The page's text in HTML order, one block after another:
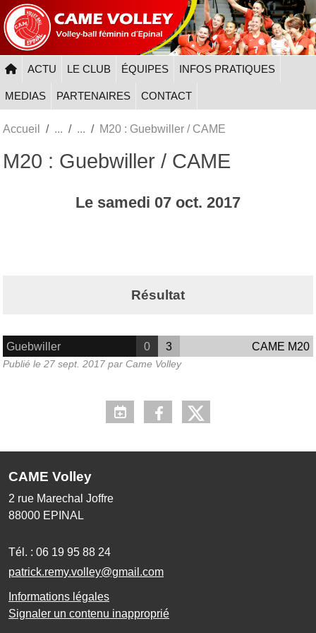
ACTU LE CLUB ÉQUIPES INFOS PRATIQUES
MEDIAS PARTENAIRES CONTACT
Accueil M20 : Guebwiller / CAME
M20 : Guebwiller / CAME
Le samedi 07 oct. 2017
Résultat
Guebwiller 0 3 CAME M20
Publié le 27 sept. 2017 par Came Volley
CAME Volley
2 rue Marechal Joffre
88000 EPINAL
Tél. : 06 19 95 88 24
patrick.remy.volley@gmail.com
Informations légales
Signaler un contenu inapproprié
Panneau de gestion des cookies